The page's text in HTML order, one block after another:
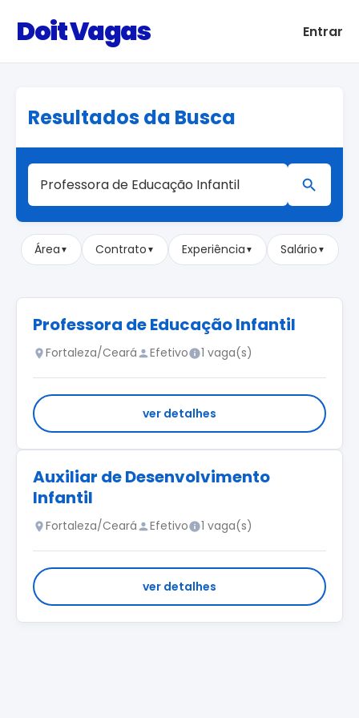
Doit Vagas Entrar
Resultados da Busca
Área ▼ Contrato ▼ Experiência ▼ Salário ▼
Professora de Educação Infantil
Fortaleza/Ceará Efetivo 1 vaga(s)
ver detalhes
Auxiliar de Desenvolvimento
Infantil
Fortaleza/Ceará Efetivo 1 vaga(s)
ver detalhes